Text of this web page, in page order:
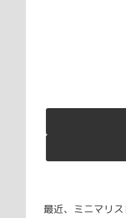
最近、ミニマリ